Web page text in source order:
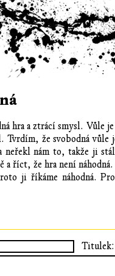
hra a ztrácí smysl. Vůle
že svobodná vůle
nám to, takže ji
říct, že hra není
ji říkáme náhodná.
Titulek: